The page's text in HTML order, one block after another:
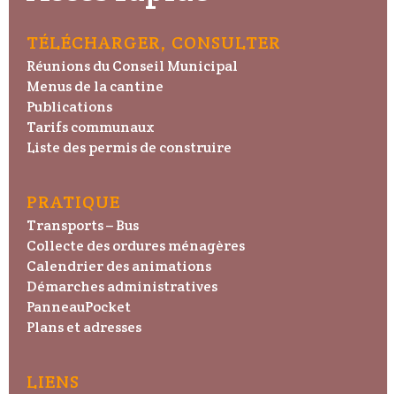
TÉLÉCHARGER, CONSULTER
Réunions du Conseil Municipal
Menus de la cantine
Publications
Tarifs communaux
Liste des permis de construire
PRATIQUE
Transports – Bus
Collecte des ordures ménagères
Calendrier des animations
Démarches administratives
PanneauPocket
Plans et adresses
LIENS